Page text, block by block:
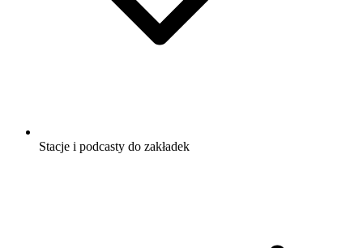
Stacje i podcasty do zakładek